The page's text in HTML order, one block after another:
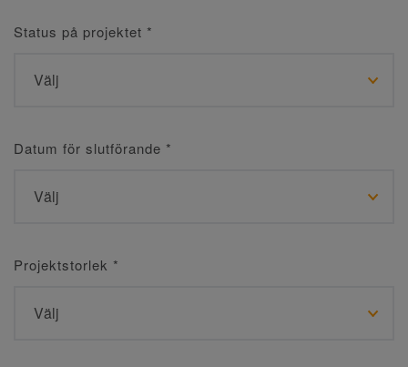
Status på projektet *
Datum för slutförande *
Projektstorlek *